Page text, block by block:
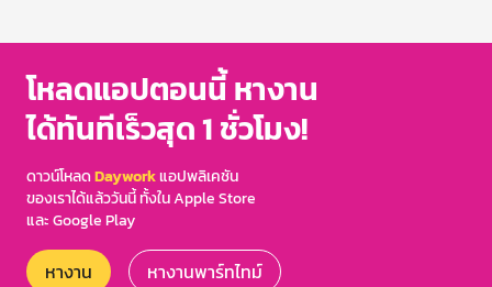
โหลดแอปตอนนี้ หางาน
ได้ทันทีเร็วสุด 1 ชั่วโมง!
ดาวน์โหลดDayworkแอปพลิเคชัน
ของเราได้แล้ววันนี้ ทั้งใน Apple Store
และ Google Play
หางาน หางานพาร์ทไทม์